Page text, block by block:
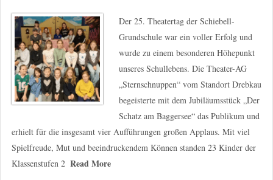
Der 25. Theatertag der Schiebell-
Grundschule war ein voller Erfolg und
wurde zu einem besonderen Höhepunkt
unseres Schullebens. Die Theater-AG
„Sternschnuppen“ vom Standort Drebkau
begeisterte mit dem Jubiläumsstück „Der
Schatz am Baggersee“ das Publikum und
erhielt für die insgesamt vier Aufführungen großen Applaus. Mit viel
Spielfreude, Mut und beeindruckendem Können standen 23 Kinder der
Klassenstufen 2 Read More